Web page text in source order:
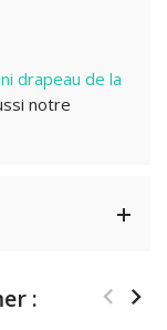
drapeau de la
notre
: